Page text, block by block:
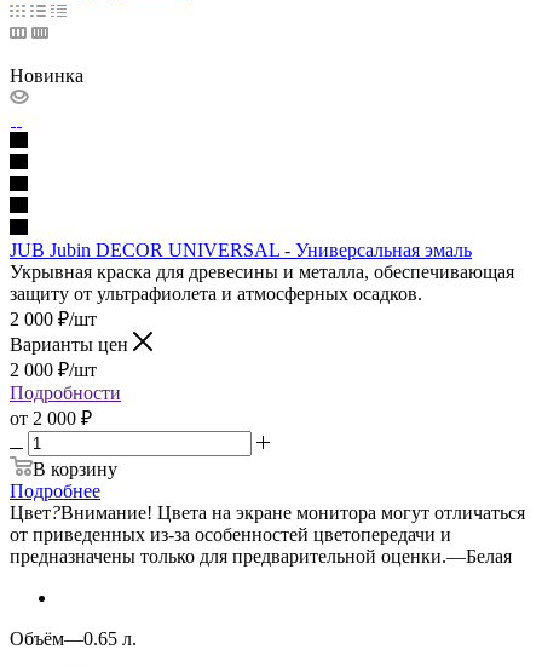
Новинка
JUB Jubin DECOR UNIVERSAL - Универсальная эмаль
Укрывная краска для древесины и металла, обеспечивающая
защиту от ультрафиолета и атмосферных осадков.
2 000 ₽/шт
Варианты цен
2 000 ₽/шт
Подробности
от 2 000 ₽
В корзину
Подробнее
Цвет?Внимание! Цвета на экране монитора могут отличаться
от приведенных из-за особенностей цветопередачи и
предназначены только для предварительной оценки.—Белая
Объём—0.65 л.